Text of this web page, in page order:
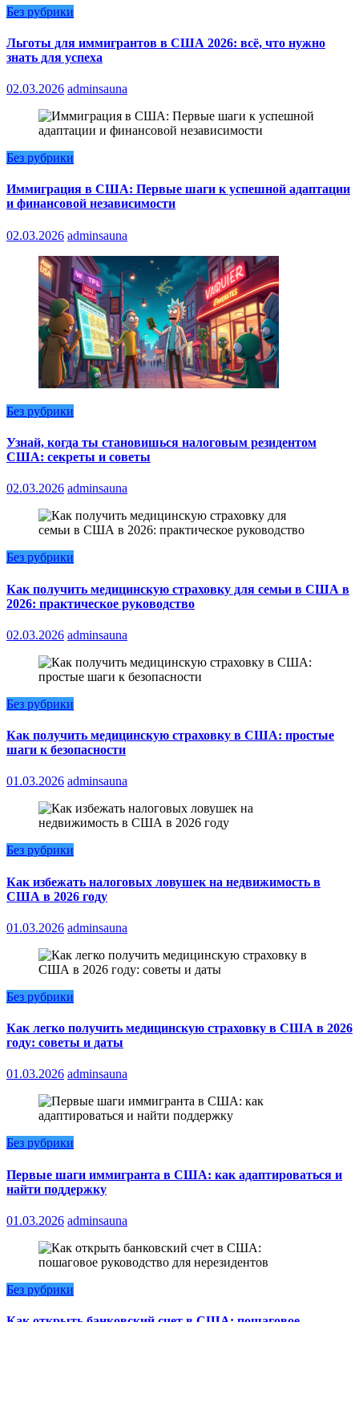
Без рубрики
Льготы для иммигрантов в США 2026: всё, что нужно
знать для успеха
02.03.2026 adminsauna
Без рубрики
Иммиграция в США: Первые шаги к успешной адаптации
и финансовой независимости
02.03.2026 adminsauna
Без рубрики
Узнай, когда ты становишься налоговым резидентом
США: секреты и советы
02.03.2026 adminsauna
Без рубрики
Как получить медицинскую страховку для семьи в США в
2026: практическое руководство
02.03.2026 adminsauna
Без рубрики
Как получить медицинскую страховку в США: простые
шаги к безопасности
01.03.2026 adminsauna
Без рубрики
Как избежать налоговых ловушек на недвижимость в
США в 2026 году
01.03.2026 adminsauna
Без рубрики
Как легко получить медицинскую страховку в США в 2026
году: советы и даты
01.03.2026 adminsauna
Без рубрики
Первые шаги иммигранта в США: как адаптироваться и
найти поддержку
01.03.2026 adminsauna
Без рубрики
Как открыть банковский счет в США: пошаговое